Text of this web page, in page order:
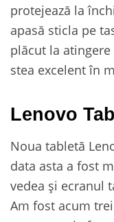
protejează la
apasă sticla pe
plăcut la
stea excelent în
Lenovo
Noua tabletă
data asta a fost
vedea și ecranul
Am fost acum